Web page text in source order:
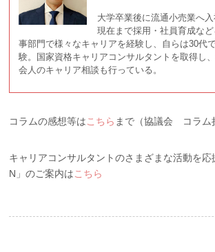
大学卒業後に流通小売業へ
現在まで採用・社員育成な
事部門で様々なキャリアを経験し、自らは30代
験。国家資格キャリアコンサルタントを取得し
会人のキャリア相談も行っている。
コラムの感想等はこちら まで（協議会 コラム
キャリアコンサルタントのさまざまな活動を応
N」のご案内はこちら